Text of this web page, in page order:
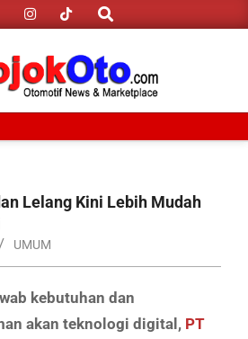
Search
Lelang Kini Lebih Mudah
UMUM
kebutuhan dan
akan teknologi digital, PT